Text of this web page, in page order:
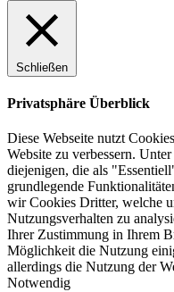
Schließen
Privatsphäre Überblick
Diese Webseite nutzt
Website zu verbessern.
diejenigen, die als
grundlegende
wir Cookies Dritter, welche
Nutzungsverhalten zu
Ihrer Zustimmung in Ihrem
Möglichkeit die Nutzung
allerdings die Nutzung der
Notwendig